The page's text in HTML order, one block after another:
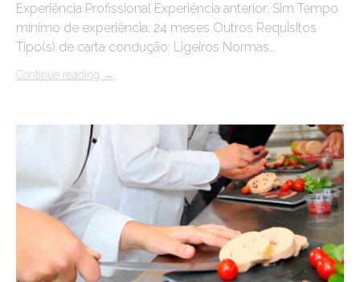
Experiência Profissional Experiência anterior: Sim Tempo
mínimo de experiência: 24 meses Outros Requisitos
Tipo(s) de carta condução: Ligeiros Normas…
Continue reading →